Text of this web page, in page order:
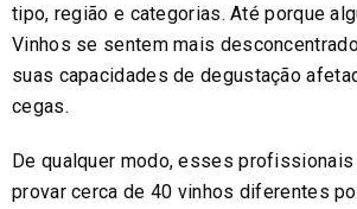
tipo, região e categorias. Até porque
Vinhos se sentem mais
suas capacidades de degustação
cegas.
De qualquer modo, esses
provar cerca de 40 vinhos diferentes